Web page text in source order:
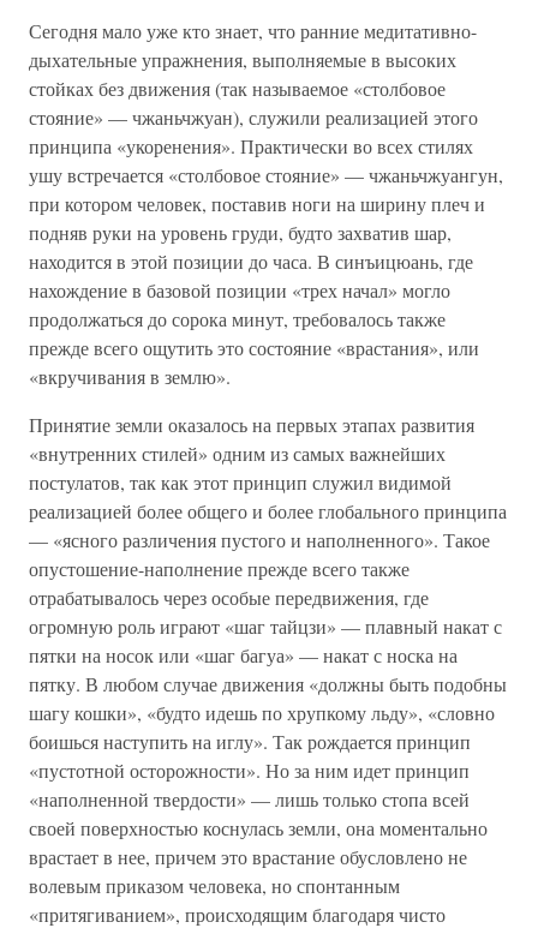
Сегодня мало уже кто знает, что ранние медитативно-
дыхательные упражнения, выполняемые в высоких
стойках без движения (так называемое «столбовое
стояние» — чжаньчжуан), служили реализацией этого
принципа «укоренения». Практически во всех стилях
ушу встречается «столбовое стояние» — чжаньчжуангун,
при котором человек, поставив ноги на ширину плеч и
подняв руки на уровень груди, будто захватив шар,
находится в этой позиции до часа. В синъицюань, где
нахождение в базовой позиции «трех начал» могло
продолжаться до сорока минут, требовалось также
прежде всего ощутить это состояние «врастания», или
«вкручивания в землю».
Принятие земли оказалось на первых этапах развития
«внутренних стилей» одним из самых важнейших
постулатов, так как этот принцип служил видимой
реализацией более общего и более глобального принципа
— «ясного различения пустого и наполненного». Такое
опустошение-наполнение прежде всего также
отрабатывалось через особые передвижения, где
огромную роль играют «шаг тайцзи» — плавный накат с
пятки на носок или «шаг багуа» — накат с носка на
пятку. В любом случае движения «должны быть подобны
шагу кошки», «будто идешь по хрупкому льду», «словно
боишься наступить на иглу». Так рождается принцип
«пустотной осторожности». Но за ним идет принцип
«наполненной твердости» — лишь только стопа всей
своей поверхностью коснулась земли, она моментально
врастает в нее, причем это врастание обусловлено не
волевым приказом человека, но спонтанным
«притягиванием», происходящим благодаря чисто